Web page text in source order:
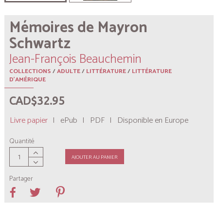
Mémoires de Mayron
Schwartz
Jean-François Beauchemin
COLLECTIONS/ADULTE/LITTÉRATURE/LITTÉRATURE
D'AMÉRIQUE
CAD$32.95
Livre papier | ePub | PDF | Disponible en Europe
Quantité
AJOUTER AU PANIER
Partager